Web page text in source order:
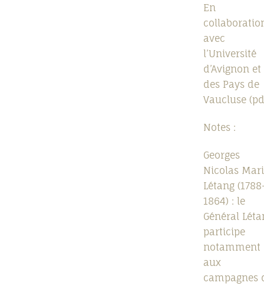
En
avec
l’Université
d’Avignon et
des Pays de
Vaucluse
Notes :
Georges
Nicolas
Létang
1864) : le
Général
participe
notamment
aux
campagnes